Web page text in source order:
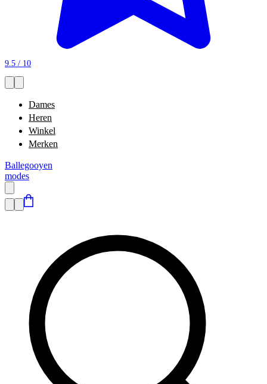
9.5 / 10
Dames
Heren
Winkel
Merken
Ballegooyen
modes